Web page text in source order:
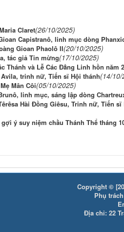
Claret(26/10/2025)
Capistranô, linh mục dòng
Gioan Phaolô II(20/10/2025)
tác giả Tin mừng(17/10/2025)
Thánh và Lễ Các Đẳng Linh hồn năm
Avila, trinh nữ, Tiến sĩ Hội thánh(14/
Mân Côi(05/10/2025)
linh mục, sáng lập dòng
Hài Đồng Giêsu, Trinh nữ, Tiến
ý suy niệm chầu Thánh Thể tháng
Copyright ©
Phụ
Địa chỉ: 22